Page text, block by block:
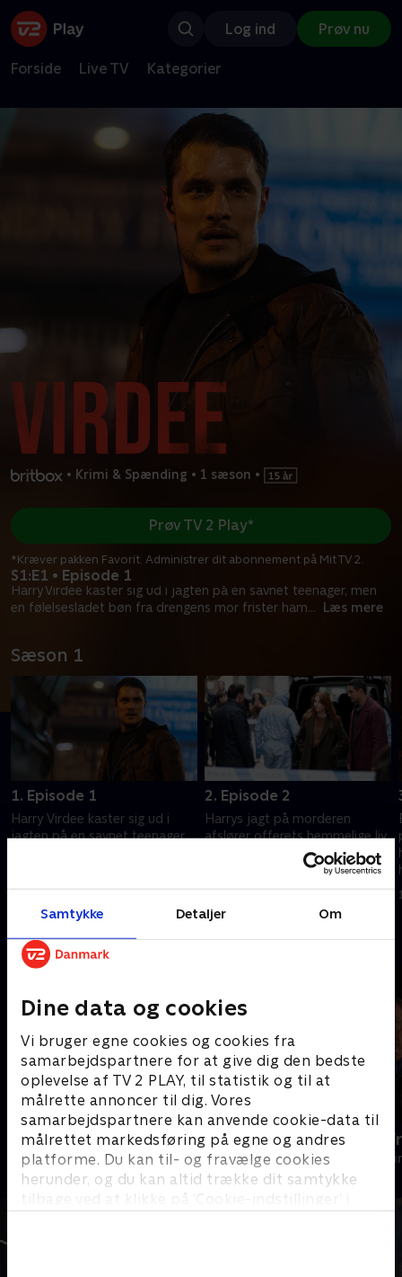
Samtykke Detaljer Om
Dine data og cookies
Vi bruger egne cookies og cookies fra
samarbejdspartnere for at give dig den bedste
oplevelse af TV 2 PLAY, til statistik og til at
målrette annoncer til dig. Vores
samarbejdspartnere kan anvende cookie-data til
målrettet markedsføring på egne og andres
platforme. Du kan til- og fravælge cookies
herunder, og du kan altid trække dit samtykke
tilbage ved at klikke på ’Cookie-indstillinger’ i
Log ind Prøv nu
Forside Live TV Kategorier
• Krimi & Spænding • 1 sæson •
S1:E1 • Episode 1
Harry Virdee kaster sig ud i jagten på en savnet teenager, men
en følelsesladet bøn fra drengens mor frister ham... Læs mere
Prøv TV 2 Play*
*Kræver pakken Favorit. Administrer dit abonnement på Mit TV 2.
Sæson 1
1. Episode 1
Harry Virdee kaster sig ud i
jagten på en savnet teenager,
krydse en farlig grænse.
2. Episode 2
Harrys jagt på morderen
afslører offerets hemmelige liv,
mens Saima tager et risikabelt
skridt for at samle familien.
Andre så også
The Hunting Party
Krimi & Spænding • 2 sæsoner
En sag for
Krimi &